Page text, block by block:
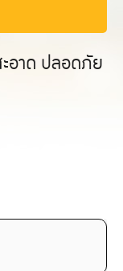
อาด ปลอดภัย